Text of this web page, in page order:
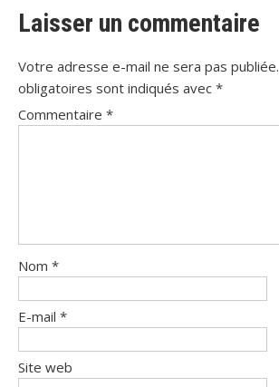
Laisser un commentaire
Votre adresse e-mail ne sera pas publiée.
obligatoires sont indiqués avec *
Commentaire *
Nom *
E-mail *
Site web